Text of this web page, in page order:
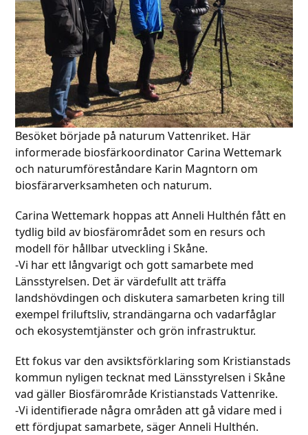
Besöket började på naturum Vattenriket. Här
informerade biosfärkoordinator Carina Wettemark
och naturumföreståndare Karin Magntorn om
biosfärarverksamheten och naturum.
Carina Wettemark hoppas att Anneli Hulthén fått en
tydlig bild av biosfärområdet som en resurs och
modell för hållbar utveckling i Skåne.
-Vi har ett långvarigt och gott samarbete med
Länsstyrelsen. Det är värdefullt att träffa
landshövdingen och diskutera samarbeten kring till
exempel friluftsliv, strandängarna och vadarfåglar
och ekosystemtjänster och grön infrastruktur.
Ett fokus var den avsiktsförklaring som Kristianstads
kommun nyligen tecknat med Länsstyrelsen i Skåne
vad gäller Biosfärområde Kristianstads Vattenrike.
-Vi identifierade några områden att gå vidare med i
ett fördjupat samarbete, säger Anneli Hulthén.